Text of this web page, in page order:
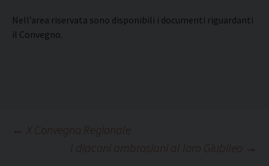
Nell’area riservata sono disponibili i documenti riguardanti
il Convegno.
Navigazione
← X Convegno Regionale
I diaconi ambrosiani al loro Giubileo →